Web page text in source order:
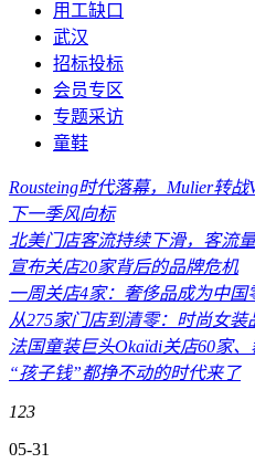
用工缺口
武汉
招标投标
会员专区
专题采访
童鞋
Rousteing时代落幕，Mulier转
下一季风向标
北美门店客流持续下滑，客流
宣布关店20家背后的品牌危机
一周关店4家：奢侈品成为中
从275家门店到清零：时尚女装
法国童装巨头Okaïdi关店60家
“孩子钱”都挣不动的时代来了
123
05-31